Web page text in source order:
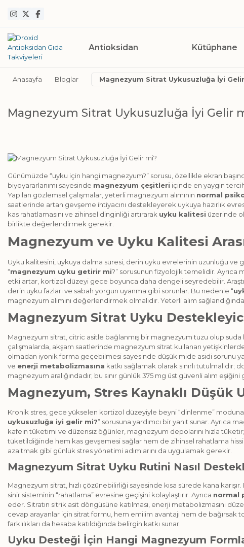
Antioksidan Kütüphane
Anasayfa Bloglar Magnezyum Sitrat Uykusuzluğa İyi
Magnezyum Sitrat Uykusuzluğa İyi Gelir
Günümüzde “uyku için hangi magnezyum?” sorusu, özellikle ekran
biyoyararlanımı sayesinde magnezyum çeşitleri içinde en yaygın
Yapılan gözlemsel çalışmalar, yeterli magnezyum alımının normal
saatlerinde artan gevşeme ihtiyacını destekleyerek uykuya hazırlık
kas rahatlamasını ve zihinsel dinginliği artırarak uyku kalitesi üzerinde
birlikte değerlendirmek gerekir.
Magnezyum ve Uyku Kalitesi
Uyku kalitesini, uykuya dalma süresi, derin uyku evrelerinin uzunluğu ve
“magnezyum uyku getirir mi?” sorusunun fizyolojik temelidir. Ayrıca
etki artar, kortizol düzeyi gece boyunca daha dengeli seyredebilir.
derin uyku fazları ve sabah yorgun uyanma gibi sorunlar. Bu nedenle “
magnezyum alımını değerlendirmek olmalıdır. Yeterli alım
Magnezyum Sitrat Uyku
Magnezyum sitrat, citric asitle bağlanmış bir magnezyum tuzu olup suda
çalışmalarda, akşam saatlerinde magnezyum sitrat kullanan
olmadan iyonik forma geçebilmesi sayesinde düşük mide asidi sorunu
ve enerji metabolizmasına katkı sağlamak olarak sınırlı
magnezyum aralığındadır; bu sınır günlük 375 mg üst güvenli alım
Magnezyum, Stres Kaynaklı Düşük
Kronik stres, gece yükselen kortizol düzeyiyle beyni “dinlenme”
uykusuzluğa iyi gelir mi?” sorusuna yardımcı bir yanıt sunar. Ayrıca
kafein tüketimi ve düzensiz öğünler, magnezyum depolarını hızla
tüketildiğinde hem kas gevşemesi sağlar hem de zihinsel rahatlama hissi
azaltmak gibi günlük stres yönetimi adımlarını da uygulamak gerekir.
Magnezyum Sitrat Uyku Rutini Nasıl
Magnezyum sitrat, hızlı çözünebilirliği sayesinde kısa sürede kana
sinir sisteminin “rahatlama” evresine geçişini kolaylaştırır. Ayrıca normal
eder. Sitratın sitrik asit döngüsüne katılması, enerji metabolizmasını
cevap arayanlar için sitrat formu, hem emilim avantajı hem de
farklılıkları da hesaba katıldığında belirgin katkı sunar.
Uyku Desteği İçin Hangi Magnezyum